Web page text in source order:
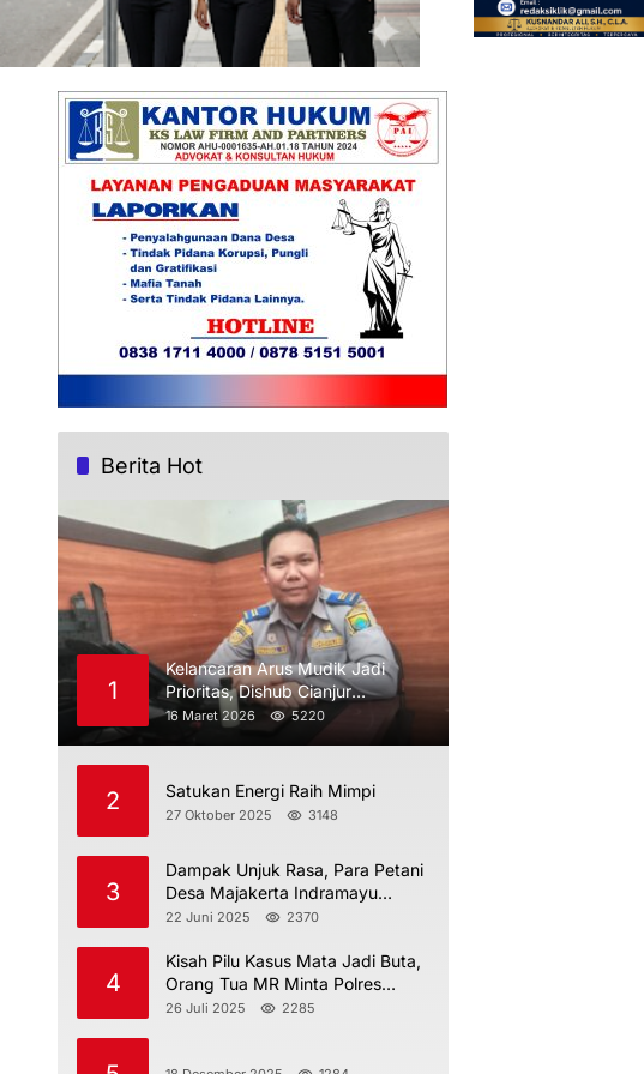
Berita Hot
1
Kelancaran Arus Mudik Jadi
Prioritas, Dishub Cianjur
Maksimalkan Pengawasan
16 Maret 2026 5220
2 Satukan Energi Raih Mimpi
27 Oktober 2025 3148
3
Dampak Unjuk Rasa, Para Petani
Desa Majakerta Indramayu
Dilarang Menggarap
22 Juni 2025 2370
4
Kisah Pilu Kasus Mata Jadi Buta,
Orang Tua MR Minta Polres
Indramayu Jangan Berdiam Diri
26 Juli 2025 2285